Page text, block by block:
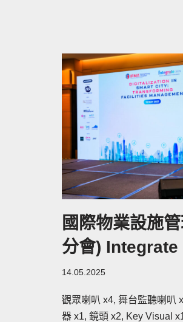
國際物業設施
分會) Integrate
14.05.2025
觀眾喇叭 x4, 舞台監聽喇叭
器 x1, 鏡頭 x2, Key Visual